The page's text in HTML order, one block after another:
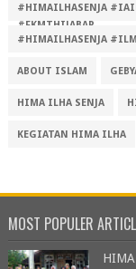
#HIMAILHASENJA
#FKMTHIJABAR
#HIMAILHASENJA
ABOUT ISLAM
HIMA ILHA SENJA
KEGIATAN HIMA ILHA
MOST POPULER